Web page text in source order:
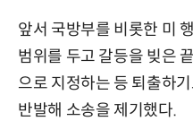
앞서 국방부를 비롯한 미
범위를 두고 갈등을 빚은
으로 지정하는 등 퇴출하
반발해 소송을 제기했다.